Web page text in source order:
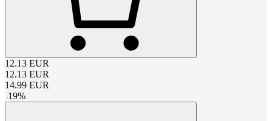
12.13 EUR
12.13 EUR
14.99 EUR
-19%